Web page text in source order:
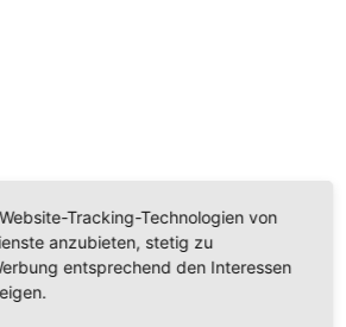
Service eines Drittanbieters, um
Dieser Service kann Daten
sammeln. Bitte lesen Sie die Details
Sie der Nutzung des Service zu,
dieses Video anzusehen.
Tracking-Technologien von
anzubieten, stetig zu
entsprechend den Interessen